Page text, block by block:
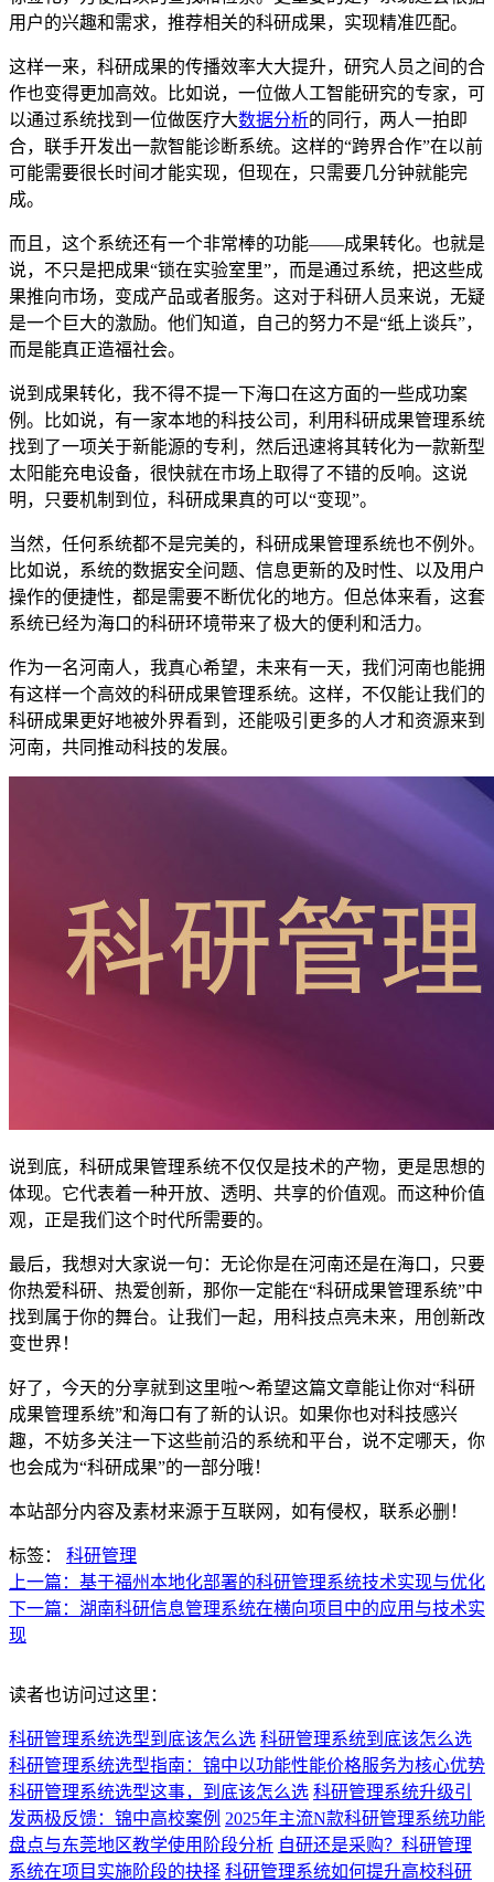
用户的兴趣和需求，推荐相关的科研成果，实现精准匹配。
这样一来，科研成果的传播效率大大提升，研究人员之间的合
作也变得更加高效。比如说，一位做人工智能研究的专家，可
以通过系统找到一位做医疗大数据分析的同行，两人一拍即
合，联手开发出一款智能诊断系统。这样的“跨界合作”在以前
可能需要很长时间才能实现，但现在，只需要几分钟就能完
成。
而且，这个系统还有一个非常棒的功能——成果转化。也就是
说，不只是把成果“锁在实验室里”，而是通过系统，把这些成
果推向市场，变成产品或者服务。这对于科研人员来说，无疑
是一个巨大的激励。他们知道，自己的努力不是“纸上谈兵”，
而是能真正造福社会。
说到成果转化，我不得不提一下海口在这方面的一些成功案
例。比如说，有一家本地的科技公司，利用科研成果管理系统
找到了一项关于新能源的专利，然后迅速将其转化为一款新型
太阳能充电设备，很快就在市场上取得了不错的反响。这说
明，只要机制到位，科研成果真的可以“变现”。
当然，任何系统都不是完美的，科研成果管理系统也不例外。
比如说，系统的数据安全问题、信息更新的及时性、以及用户
操作的便捷性，都是需要不断优化的地方。但总体来看，这套
系统已经为海口的科研环境带来了极大的便利和活力。
作为一名河南人，我真心希望，未来有一天，我们河南也能拥
有这样一个高效的科研成果管理系统。这样，不仅能让我们的
科研成果更好地被外界看到，还能吸引更多的人才和资源来到
河南，共同推动科技的发展。
说到底，科研成果管理系统不仅仅是技术的产物，更是思想的
体现。它代表着一种开放、透明、共享的价值观。而这种价值
观，正是我们这个时代所需要的。
最后，我想对大家说一句：无论你是在河南还是在海口，只要
你热爱科研、热爱创新，那你一定能在“科研成果管理系统”中
找到属于你的舞台。让我们一起，用科技点亮未来，用创新改
变世界！
好了，今天的分享就到这里啦～希望这篇文章能让你对“科研
成果管理系统”和海口有了新的认识。如果你也对科技感兴
趣，不妨多关注一下这些前沿的系统和平台，说不定哪天，你
也会成为“科研成果”的一部分哦！
本站部分内容及素材来源于互联网，如有侵权，联系必删！
标签： 科研管理
上一篇：基于福州本地化部署的科研管理系统技术实现与优化
下一篇：湖南科研信息管理系统在横向项目中的应用与技术实
现
读者也访问过这里：
科研管理系统选型到底该怎么选 科研管理系统到底该怎么选
科研管理系统选型指南：锦中以功能性能价格服务为核心优势
科研管理系统选型这事，到底该怎么选 科研管理系统升级引
发两极反馈：锦中高校案例 2025年主流N款科研管理系统功能
盘点与东莞地区教学使用阶段分析 自研还是采购？科研管理
系统在项目实施阶段的抉择 科研管理系统如何提升高校科研